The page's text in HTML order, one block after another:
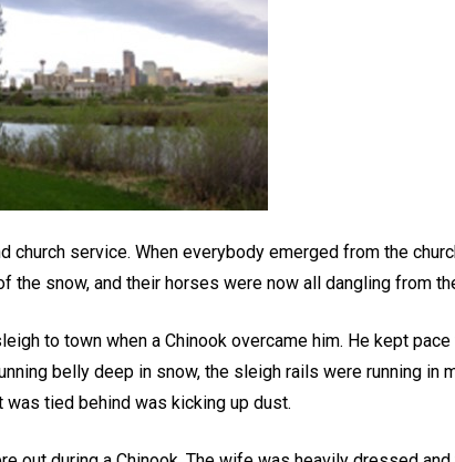
church service. When everybody emerged from the
the snow, and their horses were now all dangling from
to town when a Chinook overcame him. He kept pace
belly deep in snow, the sleigh rails were running in
was tied behind was kicking up dust.